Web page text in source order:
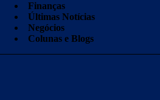
Finanças
Últimas Notícias
Negócios
Colunas e Blogs